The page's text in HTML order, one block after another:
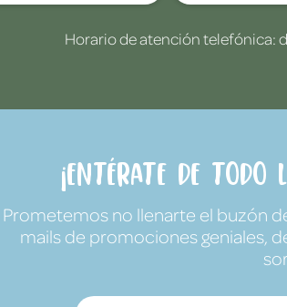
Horario de atención telefónica:
¡Entérate de todo
Prometemos no llenarte el buzón
mails de promociones geniales,